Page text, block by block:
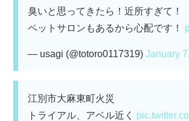
臭いと思ってきたら！近所すぎて！
ペットサロンもあるから心配です！
— usagi (@totoro0117319) January
江別市大麻東町火災
トライアル、アベル近く